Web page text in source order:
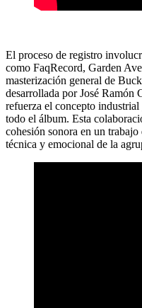
El proceso de registro
como FaqRecord, Garden
masterización general de
desarrollada por José Ramón
refuerza el concepto
todo el álbum. Esta
cohesión sonora en un
técnica y emocional de la